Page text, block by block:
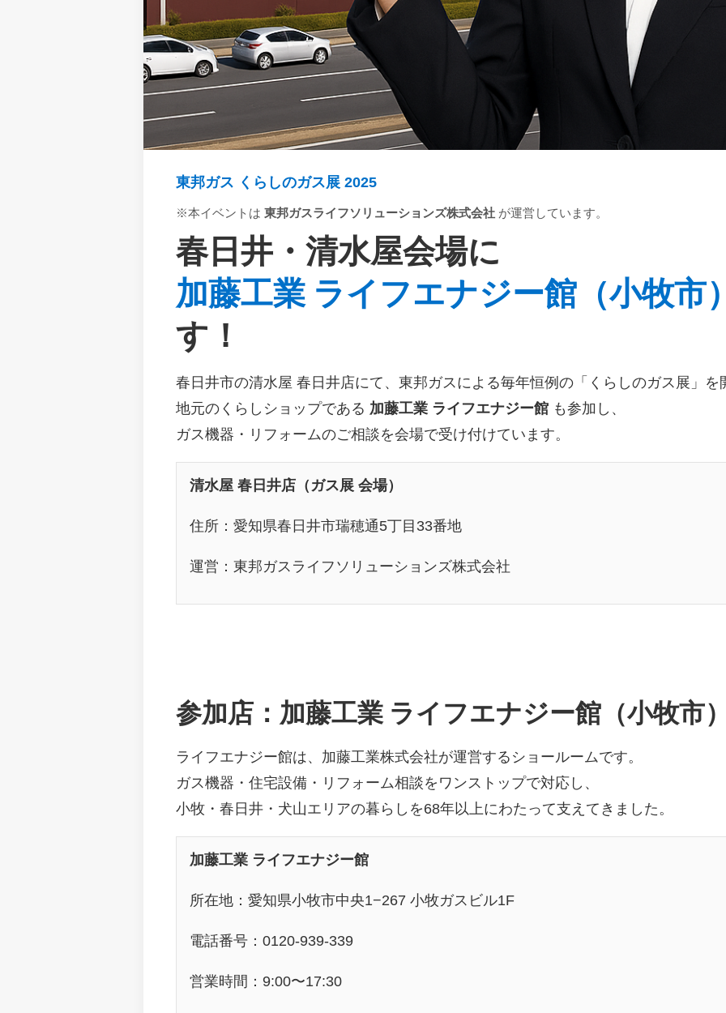
東邦ガス くらしのガス展 2025
※本イベントは 東邦ガスライフソリューションズ株式会社 が運営しています。
春日井・清水屋会場に
加藤工業 ライフエナジー館（小牧市
す！
春日井市の清水屋 春日井店にて、東邦ガスによる毎年恒例の「くらしのガス展」を
地元のくらしショップである 加藤工業 ライフエナジー館 も参加し、
ガス機器・リフォームのご相談を会場で受け付けています。
清水屋 春日井店（ガス展 会場）
住所：愛知県春日井市瑞穂通5丁目33番地
運営：東邦ガスライフソリューションズ株式会社
参加店：加藤工業 ライフエナジー館（小牧市
ライフエナジー館は、加藤工業株式会社が運営するショールームです。
ガス機器・住宅設備・リフォーム相談をワンストップで対応し、
小牧・春日井・犬山エリアの暮らしを68年以上にわたって支えてきました。
加藤工業 ライフエナジー館
所在地：愛知県小牧市中央1−267 小牧ガスビル1F
電話番号：0120-939-339
営業時間：9:00〜17:30